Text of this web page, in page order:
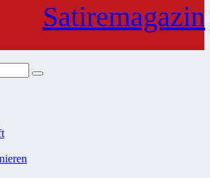
Satiremagazin